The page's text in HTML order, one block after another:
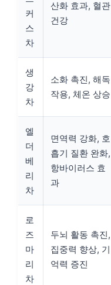
커
스
차
산화 효과, 혈관
건강
생
강
차
소화 촉진, 해독
작용, 체온 상승
엘
더
베
리
차
면역력 강화, 호
흡기 질환 완화,
항바이러스 효
과
로
즈
마
리
차
두뇌 활동 촉진,
집중력 향상, 기
억력 증진